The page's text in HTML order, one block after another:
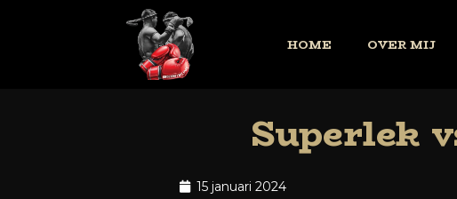
HOME OVER MIJ
Superlek
15 januari 2024